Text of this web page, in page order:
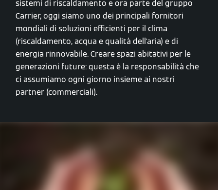
sistemi di riscaldamento e ora parte del gruppo
Carrier, oggi siamo uno dei principali fornitori
mondiali di soluzioni efficienti per il clima
(riscaldamento, acqua e qualità dell'aria) e di
energia rinnovabile. Creare spazi abitativi per le
generazioni future: questa è la responsabilità che
ci assumiamo ogni giorno insieme ai nostri
partner (commerciali).